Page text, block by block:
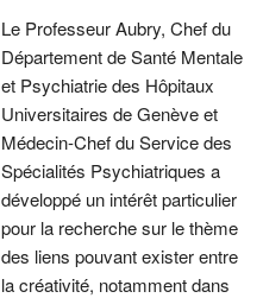
Le Professeur Aubry, Chef du
Département de Santé Mentale
et Psychiatrie des Hôpitaux
Universitaires de Genève et
Médecin-Chef du Service des
Spécialités Psychiatriques a
développé un intérêt particulier
pour la recherche sur le thème
des liens pouvant exister entre
la créativité, notamment dans